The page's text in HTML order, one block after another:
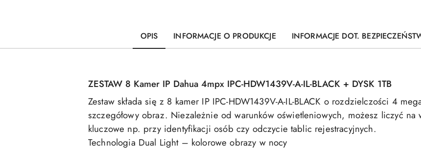
OPIS INFORMACJE O PRODUKCJE INFORMACJE DOT.
ZESTAW 8 Kamer IP Dahua 4mpx IPC-HDW1439V-A-IL-BLACK + DYSK 1TB
Zestaw składa się z 8 kamer IP IPC-HDW1439V-A-IL-BLACK o rozdzielczości 4
szczegółowy obraz. Niezależnie od warunków oświetleniowych, możesz liczyć na
kluczowe np. przy identyfikacji osób czy odczycie tablic rejestracyjnych.
Technologia Dual Light – kolorowe obrazy w nocy